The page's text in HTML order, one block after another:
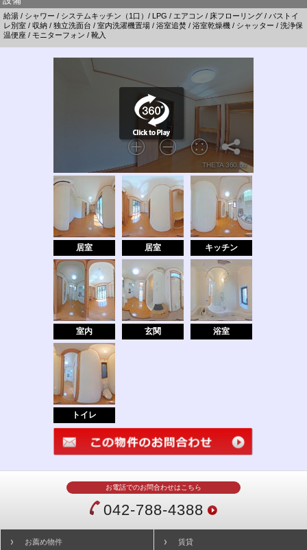
給湯 / シャワー / システムキッチン（1口）/ LPG / エアコン / 床フローリング / バストイ
レ別室 / 収納 / 独立洗面台 / 室内洗濯機置場 / 浴室追焚 / 浴室乾燥機 / シャッター / 洗浄保
温便座 / モニターフォン / 靴入
居室 居室 キッチン
室内 玄関 浴室
トイレ
お電話でのお問合わせはこちら
042-788-4388
お薦め物件 賃貸